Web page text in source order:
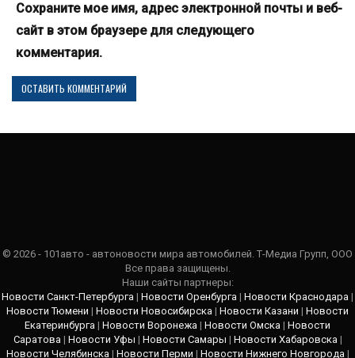
Сохраните мое имя, адрес электронной почты и веб-
сайт в этом браузере для следующего
комментария.
© 2026 - 101авто - автоновости мира автомобилей. Т-Медиа Групп, ООО
Все права защищены.
Наши сайты партнеры:
Новости Санкт-Петербурга | Новости Оренбурга | Новости Краснодара |
Новости Тюмени | Новости Новосибирска | Новости Казани | Новости
Екатеринбурга | Новости Воронежа | Новости Омска | Новости
Саратова | Новости Уфы | Новости Самары | Новости Хабаровска |
Новости Челябинска | Новости Перми | Новости Нижнего Новгорода |